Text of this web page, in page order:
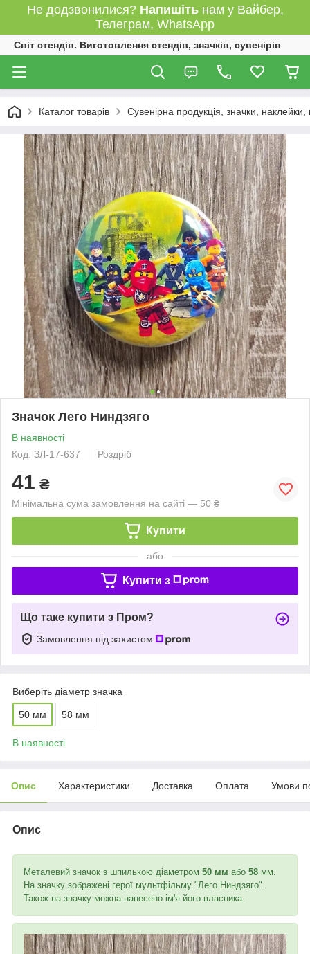
Не додзвонилися? Напишітьнам у Вайбер,
Телеграм, WhatsApp
Світ стендів. Виготовлення стендів, значків, сувенірів
Каталог товарів Сувенірна продукція, значки, наклейки,
Значок Лего Ниндзяго
В наявності
Код: ЗЛ-17-637
Роздріб
41 ₴
Мінімальна сума замовлення на сайті — 50 ₴
Купити
або
Купити з
Що таке купити з Пром?
Замовлення під захистом
Виберіть діаметр значка
50 мм 58 мм
В наявності
Опис Характеристики Доставка Оплата Умови
Опис
Металевий значок з шпилькою діаметром 50 мм або 58 мм.
На значку зображені герої мультфільму "Лего Ниндзяго".
Також на значку можна нанесено ім'я його власника.